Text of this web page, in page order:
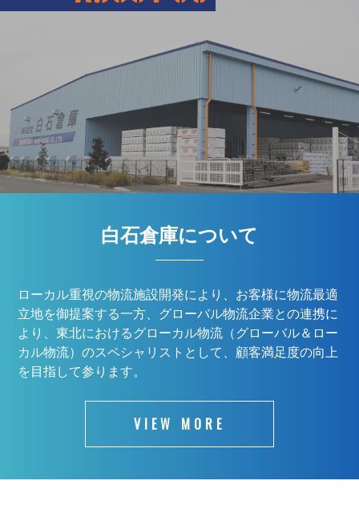
白石倉庫について
ローカル重視の物流施設開発により、お客様に物流最適
立地を御提案する一方、グローバル物流企業との連携に
より、東北におけるグローカル物流（グローバル＆ロー
カル物流）のスペシャリストとして、顧客満足度の向上
を目指して参ります。
VIEW MORE